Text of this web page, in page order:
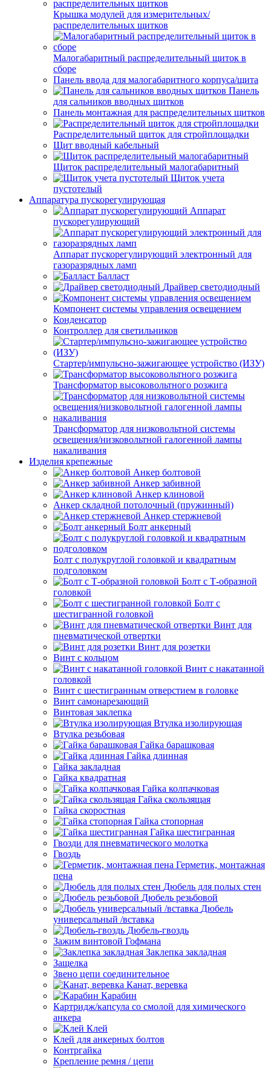
Крышка модулей для измерительных/
распределительных щитков
Малогабаритный распределительный щиток в
сборе
Панель ввода для малогабаритного корпуса/щита
Панель
для сальников вводных щитков
Панель монтажная для распределительных щитков
Распределительный щиток для стройплощадки
Щит вводный кабельный
Щиток распределительный малогабаритный
Щиток учета
пустотелый
Аппаратура пускорегулирующая
Аппарат
пускорегулирующий
Аппарат пускорегулирующий электронный для
газоразрядных ламп
Балласт
Драйвер светодиодный
Компонент системы управления освещением
Конденсатор
Контроллер для светильников
Стартер/импульсно-зажигающее устройство (ИЗУ)
Трансформатор высоковольтного розжига
Трансформатор для низковольтной системы
освещения/низковольтной галогенной лампы
накаливания
Изделия крепежные
Анкер болтовой
Анкер забивной
Анкер клиновой
Анкер складной потолочный (пружинный)
Анкер стержневой
Болт анкерный
Болт с полукруглой головкой и квадратным
подголовком
Болт с Т-образной
головкой
Болт с
шестигранной головкой
Винт для
пневматической отвертки
Винт для розетки
Винт с кольцом
Винт с накатанной
головкой
Винт с шестигранным отверстием в головке
Винт самонарезающий
Винтовая заклепка
Втулка изолирующая
Втулка резьбовая
Гайка барашковая
Гайка длинная
Гайка закладная
Гайка квадратная
Гайка колпачковая
Гайка скользящая
Гайка скоростная
Гайка стопорная
Гайка шестигранная
Гвозди для пневматического молотка
Гвоздь
Герметик, монтажная
пена
Дюбель для полых стен
Дюбель резьбовой
Дюбель
универсальный /вставка
Дюбель-гвоздь
Зажим винтовой Гофмана
Заклепка закладная
Защелка
Звено цепи соединительное
Канат, веревка
Карабин
Картридж/капсула со смолой для химического
анкера
Клей
Клей для анкерных болтов
Контргайка
Крепление ремня / цепи